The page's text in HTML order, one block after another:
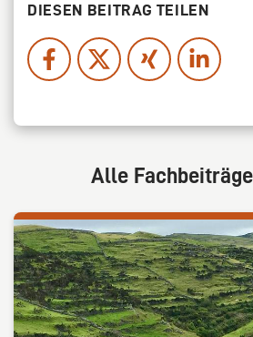
DIESEN BEITRAG TEILEN
Alle